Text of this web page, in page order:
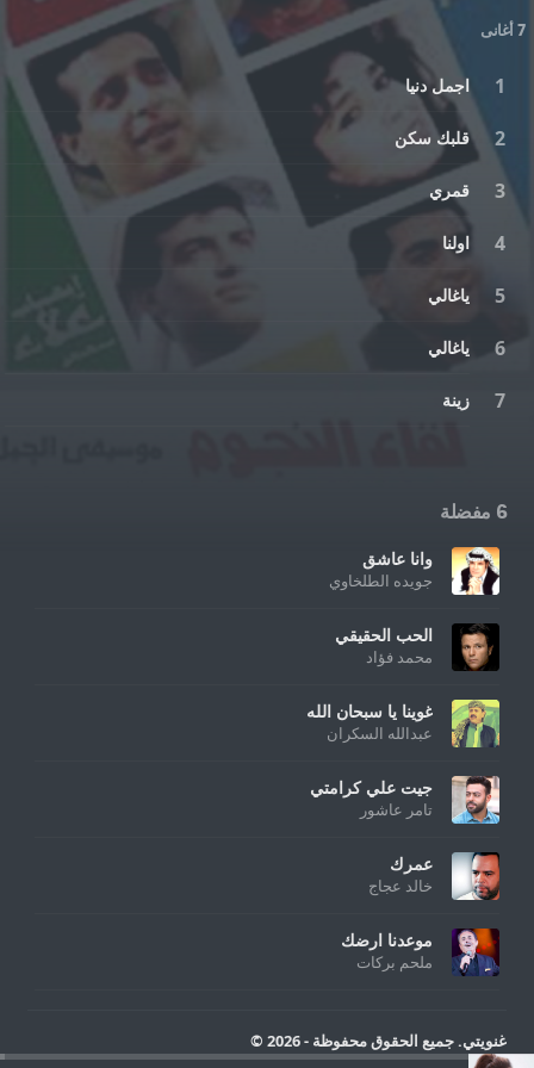
7 أغانى
اجمل دنيا
قلبك سكن
قمري
اولنا
ياغالي
ياغالي
زينة
6 مفضلة
وانا عاشق
جويده الطلخاوي
الحب الحقيقي
محمد فؤاد
غوينا يا سبحان الله
عبدالله السكران
جيت علي كرامتي
تامر عاشور
عمرك
خالد عجاج
موعدنا ارضك
ملحم بركات
غنويتي. جميع الحقوق محفوظة - 2026 ©